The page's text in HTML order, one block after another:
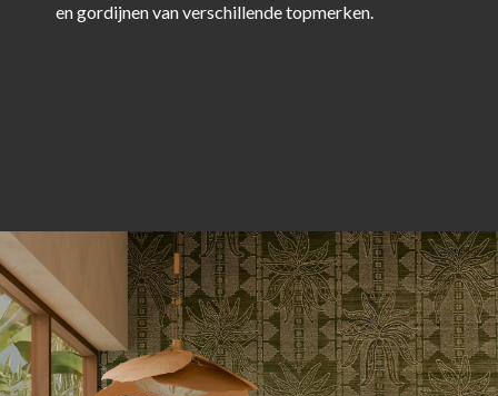
en gordijnen van verschillende topmerken.